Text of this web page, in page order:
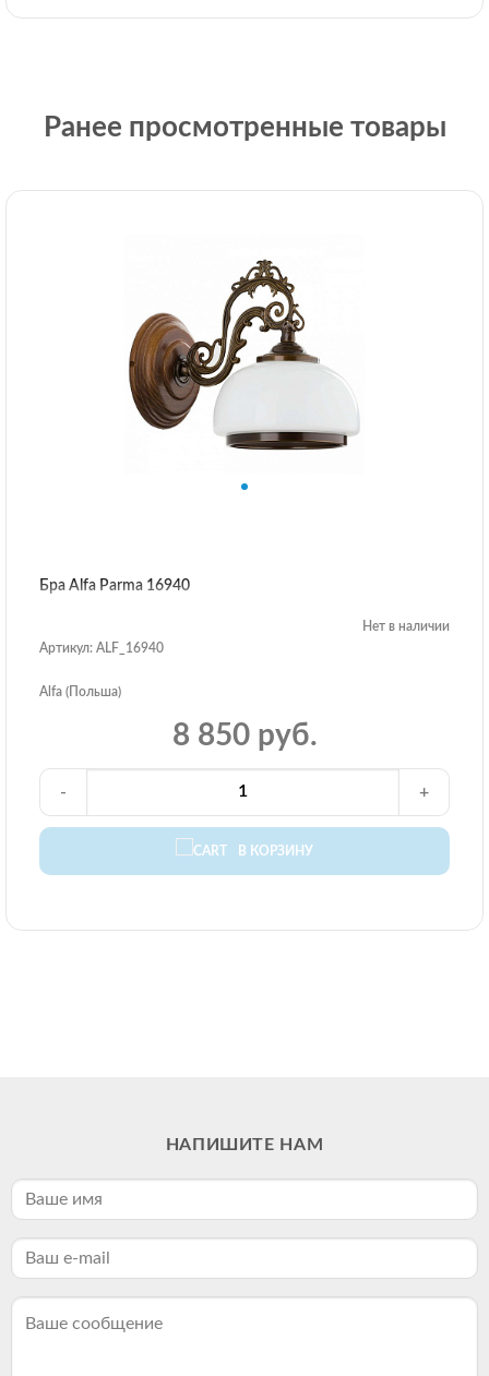
Ранее просмотренные товары
Бра Alfa Parma 16940
Нет в наличии
Артикул: ALF_16940
Alfa (Польша)
8 850 руб.
В КОРЗИНУ
- +
НАПИШИТЕ НАМ